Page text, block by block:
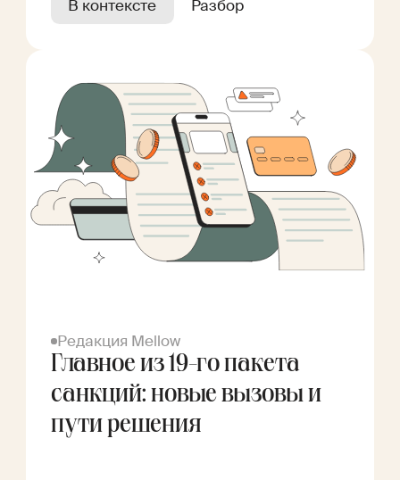
В контексте Разбор
Редакция Mellow
Главное из 19-го пакета
санкций: новые вызовы и
пути решения